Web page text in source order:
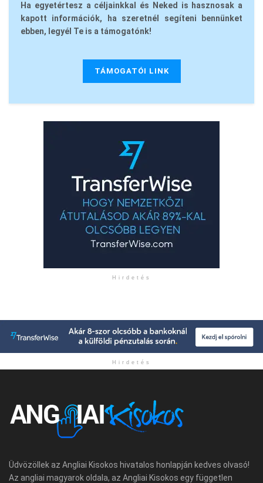
Ha egyetértesz a céljainkkal és Neked is hasznosak a
kapott információk, ha szeretnél segíteni bennünket
ebben, legyél Te is a támogatónk!
TÁMOGATÓI LINK
Hirdetés
Hirdetés
Üdvözöllek az Angliai Kisokos hivatalos honlapján kedves olvasó!
Az angliai magyarok oldala, az Angliai Kisokos egy független